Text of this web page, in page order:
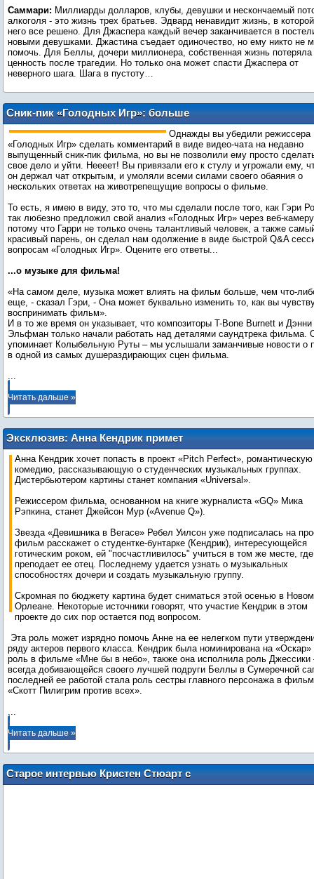
Саммари: Миллиарды долларов, клубы, девушки и нескончаемый
алкоголя - это жизнь трех братьев. Эдвард ненавидит жизнь, в
него все решено. Для Джаспера каждый вечер заканчивается в
новыми девушками. Джастина съедает одиночество, но ему никто не
помочь. Для Беллы, дочери миллионера, собственная жизнь потеряла
ценность после трагедии. Но только она может спасти Джаспера от
неверного шага. Шага в пустоту…
Сник-пик «Голодных Игр»: больше
информации от Гэри Росса
Однажды вы убедили режиссера
«Голодных Игр» сделать комментарий в виде видео-чата на недавно
выпущенный сник-пик фильма, но вы не позволили ему просто
свое дело и уйти. Неееет! Вы привязали его к стулу и угрожали ему,
он держал чат открытым, и умоляли всеми силами своего обаяния о
нескольких ответах на животрепещущие вопросы о фильме.
То есть, я имею в виду, это то, что мы сделали после того, как Гэри
так любезно предложил свой анализ «Голодных Игр» через веб-
потому что Гарри не только очень талантливый человек, а также
красивый парень, он сделал нам одолжение в виде быстрой Q&A
вопросам «Голодных Игр». Оцените его ответы...
...о музыке для фильма!
«На самом деле, музыка может влиять на фильм больше, чем что-
еще, - сказал Гэри, - Она может буквально изменить то, как вы
воспринимать фильм».
И в то же время он указывает, что композиторы T-Bone Burnett и Дэнни
Эльфман только начали работать над деталями саундтрека фильма.
упоминает Колыбельную Руты – мы услышали заманчивые новости о
...
Читать дальше »
Эксклюзив: Анна Кендрик примет
участие в романтической комедии
"Pitch Perfect"
Анна Кендрик хочет попасть в проект «Pitch Perfect», романтическую
комедию, рассказывающую о студенческих музыкальных группах.
Дистербьютером картины станет компания «Universal».
Режиссером фильма, основанном на книге журналиста «GQ» Мика
Рэпкина, станет Джейсон Мур («Avenue Q»).
Звезда «Девишника в Вегасе» Ребел Уилсон уже подписалась на
фильм расскажет о студентке-бунтарке (Кендрик), интересующейся
готическим роком, ей "посчастливилось" учиться в том же месте, где
преподает ее отец. Последнему удается узнать о музыкальных
способностях дочери и создать музыкальную группу.
Скромная по бюджету картина будет сниматься этой осенью в Новом
Орлеане. Некоторые источники говорят, что участие Кендрик в этом
проекте до сих пор остается под вопросом.
Эта роль может изрядно помочь Анне на ее нелегком пути
ряду актеров первого класса. Кендрик была номинирована на «Оскар»
роль в фильме «Мне бы в небо», также она исполнила роль Джессики
всегда добивающейся своего лучшей подруги Беллы в Сумеречной
последней ее работой стала роль сестры главного персонажа в
...
Читать дальше »
Старое интервью Кристен Стюарт с
диска "Затмения"